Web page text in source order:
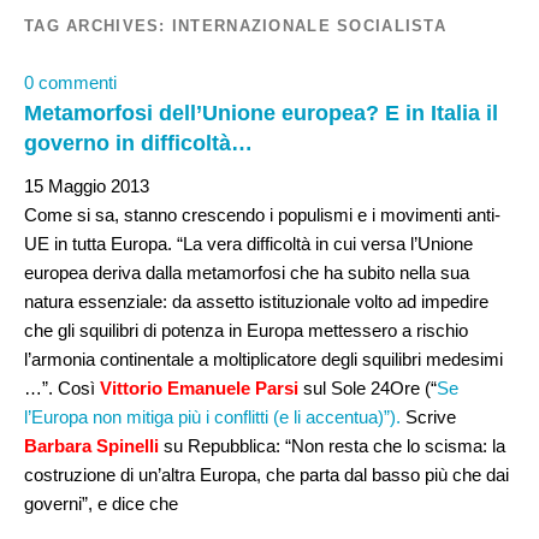
TAG ARCHIVES: INTERNAZIONALE SOCIALISTA
0 commenti
Metamorfosi dell’Unione europea? E in Italia il
governo in difficoltà…
15 Maggio 2013
Come si sa, stanno crescendo i populismi e i movimenti anti-
UE in tutta Europa. “La vera difficoltà in cui versa l’Unione
europea deriva dalla metamorfosi che ha subito nella sua
natura essenziale: da assetto istituzionale volto ad impedire
che gli squilibri di potenza in Europa mettessero a rischio
l’armonia continentale a moltiplicatore degli squilibri medesimi
…”. Così Vittorio Emanuele Parsi sul Sole 24Ore (“Se
l’Europa non mitiga più i conflitti (e li accentua)”). Scrive
Barbara Spinelli su Repubblica: “Non resta che lo scisma: la
costruzione di un’altra Europa, che parta dal basso più che dai
governi”, e dice che